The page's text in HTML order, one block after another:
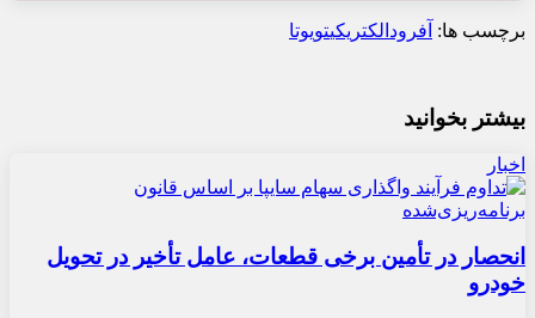
برچسب ها: آفرود الکتریکیتویوتا
بیشتر بخوانید
اخبار
انحصار در تأمین برخی قطعات، عامل تأخیر در تحویل
خودرو